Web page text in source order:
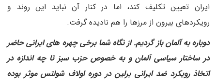
ایران تعیین تکلیف کند، اما در کنار آن نباید این روند و
رویکردهای بیرون از مرزها را هم نادیده گرفت.
دوباره به آلمان باز گردیم. از نگاه شما برخی چهره های ایرانی حاضر
در ساختار سیاسی آلمان و به خصوص حزب سبز تا چه اندازه در
اتخاذ رویکرد ضد ایرانی برلین در دوره اولاف شولتس موثر بوده